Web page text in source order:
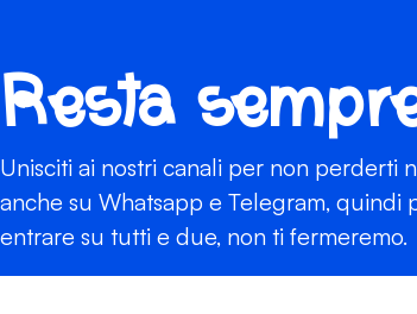
Resta
Unisciti ai nostri canali per non perderti
anche su Whatsapp e Telegram,
entrare su tutti e due, non ti fermeremo.